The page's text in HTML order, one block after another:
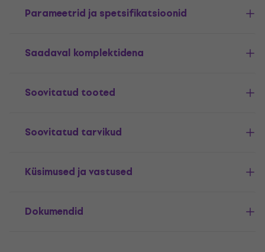
Parameetrid ja spetsifikatsioonid
Saadaval komplektidena
Soovitatud tooted
Soovitatud tarvikud
Küsimused ja vastused
Dokumendid